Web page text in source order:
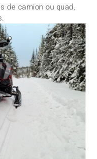
de camion ou quad,